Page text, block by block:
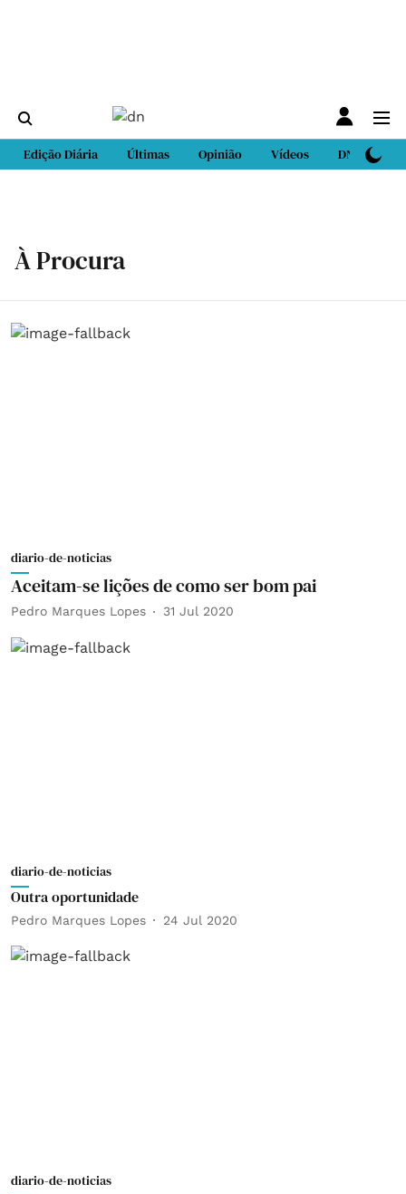
Edição Diária Últimas Opinião Vídeos DN Sport
À Procura
diario-de-noticias
Aceitam-se lições de como ser bom pai
Pedro Marques Lopes 31 Jul 2020
diario-de-noticias
Outra oportunidade
Pedro Marques Lopes 24 Jul 2020
diario-de-noticias